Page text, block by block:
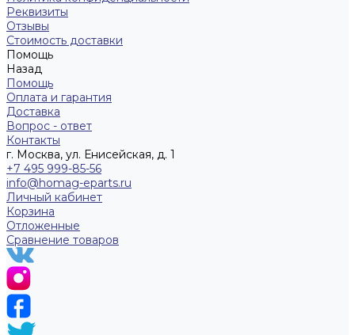
Реквизиты
Отзывы
Стоимость доставки
Помощь
Назад
Помощь
Оплата и гарантия
Доставка
Вопрос - ответ
Контакты
г. Москва, ул. Енисейская, д. 1
+7 495 999-85-56
info@homag-eparts.ru
Личный кабинет
Корзина
Отложенные
Сравнение товаров